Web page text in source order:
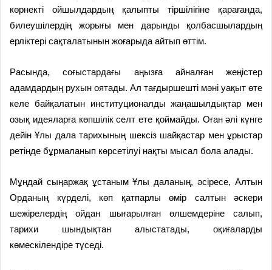
көрнекті ойшылдардың қалыпты тіршілігіне қарағанда,
билеушілердің жорығы мен дарынды қолбасшылардың
ерліктері сақталатынын жоғарыда айтып өттім.
Расында, соғыстардағы аңызға айналған жеңістер
адамдардың рухын оятады. Ал тағдыршешті мәні уақыт өте
келе байқалатын институционалды жаңашылдықтар мен
озық идеяларға көпшілік селт ете қоймайды. Оған әлі күнге
дейін Ұлы дала тарихының шексіз шайқастар мен ұрыстар
ретінде бұрмаланып көрсетілуі нақты мысал бола алады.
Мұндай сыңаржақ ұстаным Ұлы даланың, әсіресе, Алтын
Орданың күрделі, көп қатпарлы өмір салтын әскери
шежірелердің ойдан шығарылған өлшемдеріне салып,
тарихи шындықтан алыстатады, оқиғаларды
көмескілендіре түседі.